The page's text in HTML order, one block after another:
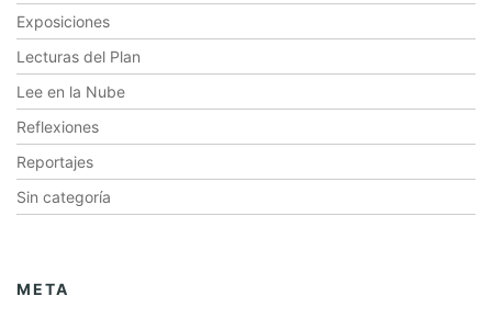
Exposiciones
Lecturas del Plan
Lee en la Nube
Reflexiones
Reportajes
Sin categoría
META